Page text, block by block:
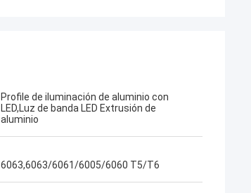
Profile de iluminación de aluminio con
LED,Luz de banda LED Extrusión de
aluminio
6063,6063/6061/6005/6060 T5/T6